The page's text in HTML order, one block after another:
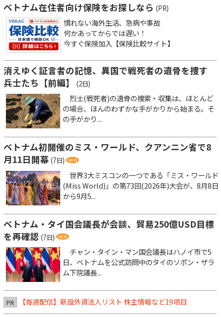
ベトナム在住者向け保険をお探しなら (PR)
慣れない海外生活、急病や事故
何かあってからでは遅い！
今すぐ保険加入【保険比較サイト】
消えゆく証言者の記憶、異国で戦死者の遺骨を捜す
兵士たち【前編】
(2日)
烈士(戦死者)の遺骨の捜索・収集は、ほとんど
の場合、ほんのわずかな手がかりから始まる。そ
の手がかり...
ベトナム初開催のミス・ワールド、クアンニン省で8
月11日開幕 (7日)
世界3大ミスコンの一つである「ミス・ワールド
(Miss World)」の第73回(2026年)大会が、8月8日
から9月5...
ベトナム・タイ国会議長が会談、貿易250億USD目標
を再確認 (7日)
チャン・タイン・マン国会議長はハノイ市で5
日、ベトナムを公式訪問中のタイのソポン・ザラ
ム下院議長...
PR 【毎週配信】新設外資法人リスト 株主情報など19項目